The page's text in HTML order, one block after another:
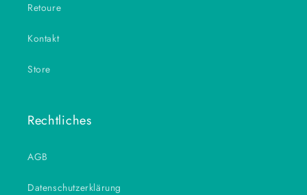
Retoure
Kontakt
Store
Rechtliches
AGB
Datenschutzerklärung